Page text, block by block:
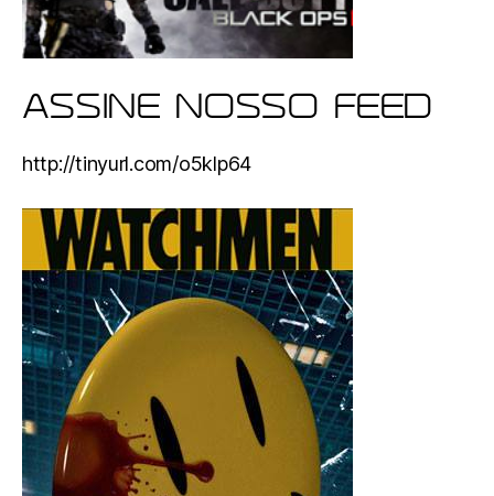
ASSINE NOSSO FEED
http://tinyurl.com/o5klp64